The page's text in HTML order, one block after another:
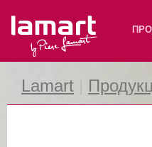
Lamart
Lamart